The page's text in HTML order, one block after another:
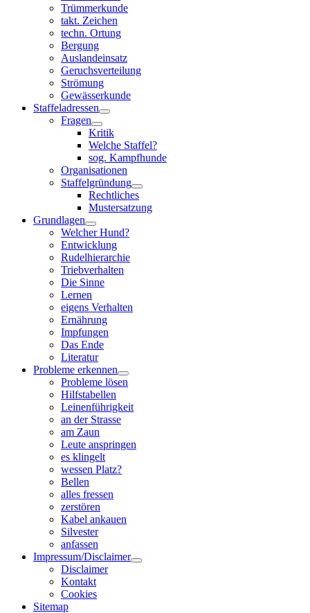
Trümmerkunde
takt. Zeichen
techn. Ortung
Bergung
Auslandeinsatz
Geruchsverteilung
Strömung
Gewässerkunde
Staffeladressen
Fragen
Kritik
Welche Staffel?
sog. Kampfhunde
Organisationen
Staffelgründung
Rechtliches
Mustersatzung
Grundlagen
Welcher Hund?
Entwicklung
Rudelhierarchie
Triebverhalten
Die Sinne
Lernen
eigens Verhalten
Ernährung
Impfungen
Das Ende
Literatur
Probleme erkennen
Probleme lösen
Hilfstabellen
Leinenführigkeit
an der Strasse
am Zaun
Leute anspringen
es klingelt
wessen Platz?
Bellen
alles fressen
zerstören
Kabel ankauen
Silvester
anfassen
Impressum/Disclaimer
Disclaimer
Kontakt
Cookies
Sitemap